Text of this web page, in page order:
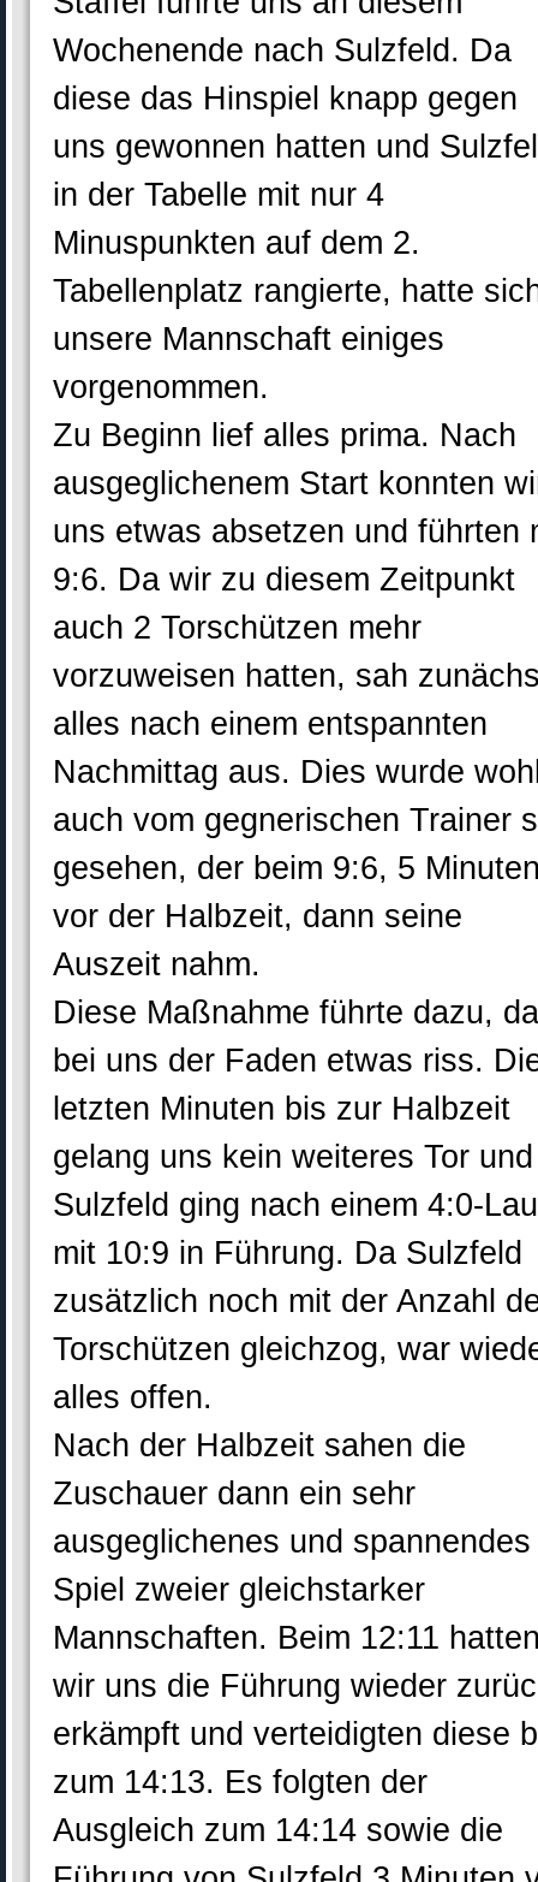
Wochenende nach Sulzfeld. Da
diese das Hinspiel knapp gegen
uns gewonnen hatten und
in der Tabelle mit nur 4
Minuspunkten auf dem 2.
Tabellenplatz rangierte, hatte
unsere Mannschaft einiges
vorgenommen.
Zu Beginn lief alles prima. Nach
ausgeglichenem Start konnten
uns etwas absetzen und führten
9:6. Da wir zu diesem Zeitpunkt
auch 2 Torschützen mehr
vorzuweisen hatten, sah
alles nach einem entspannten
Nachmittag aus. Dies wurde
auch vom gegnerischen Trainer
gesehen, der beim 9:6, 5
vor der Halbzeit, dann seine
Auszeit nahm.
Diese Maßnahme führte dazu,
bei uns der Faden etwas riss.
letzten Minuten bis zur Halbzeit
gelang uns kein weiteres Tor und
Sulzfeld ging nach einem 4:0-
mit 10:9 in Führung. Da Sulzfeld
zusätzlich noch mit der Anzahl
Torschützen gleichzog, war
alles offen.
Nach der Halbzeit sahen die
Zuschauer dann ein sehr
ausgeglichenes und spannendes
Spiel zweier gleichstarker
Mannschaften. Beim 12:11
wir uns die Führung wieder
erkämpft und verteidigten diese
zum 14:13. Es folgten der
Ausgleich zum 14:14 sowie die